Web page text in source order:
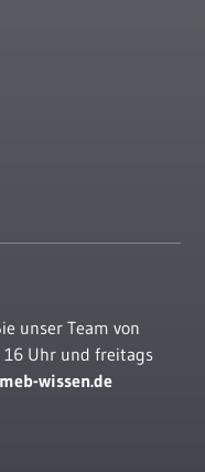
unser Team von
16 Uhr und freitags
wissen.de